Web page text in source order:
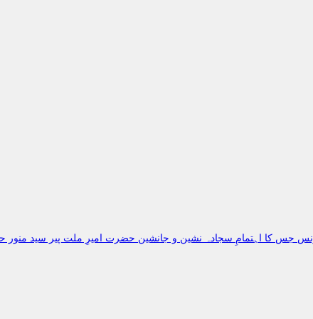
جس کا اہتمامِ سجادہ نشین و جانشین حضرت امیرِ ملت پیر سید